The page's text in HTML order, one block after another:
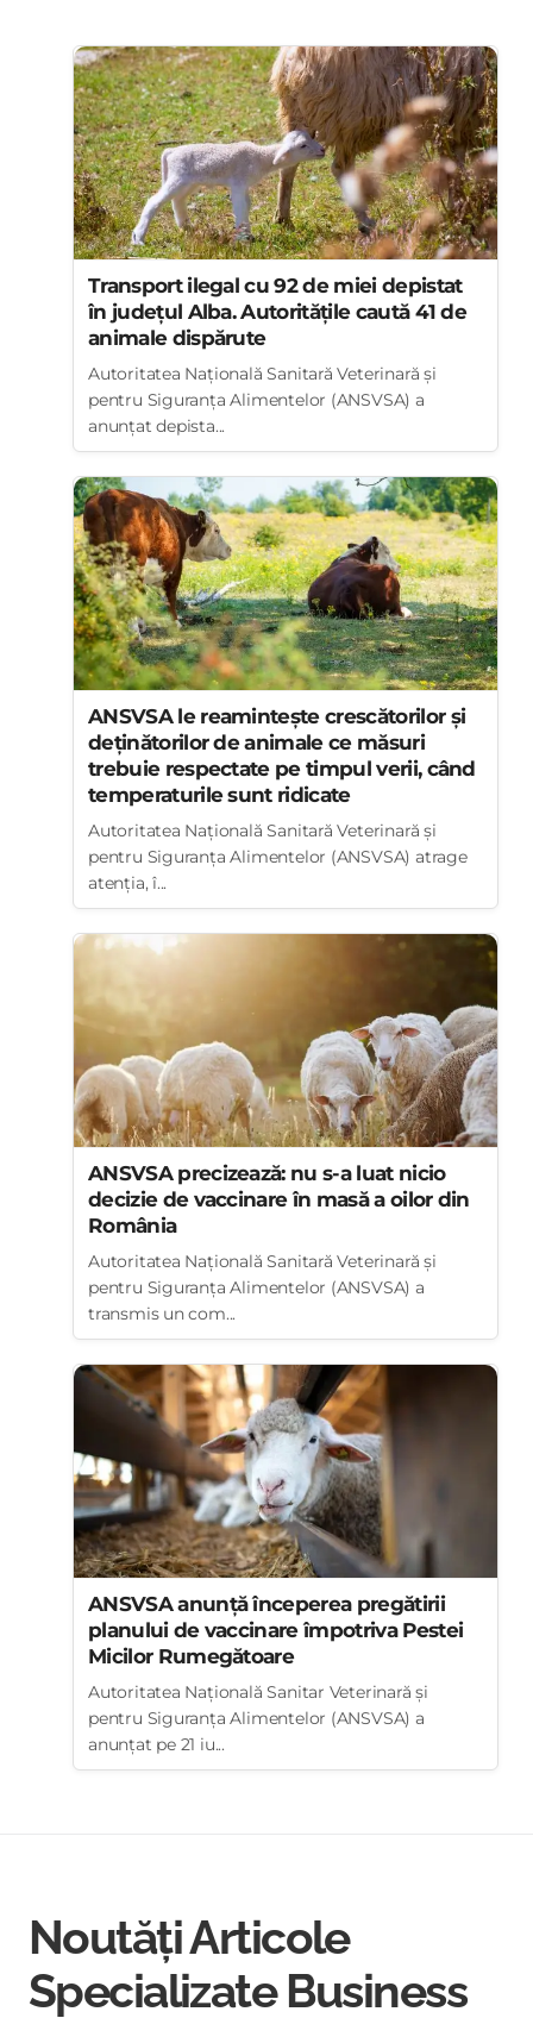
Transport ilegal cu 92 de miei depistat
în județul Alba. Autoritățile caută 41 de
animale dispărute
Autoritatea Națională Sanitară Veterinară și
pentru Siguranța Alimentelor (ANSVSA) a
anunțat depista...
ANSVSA le reamintește crescătorilor și
deținătorilor de animale ce măsuri
trebuie respectate pe timpul verii, când
temperaturile sunt ridicate
Autoritatea Națională Sanitară Veterinară și
pentru Siguranța Alimentelor (ANSVSA) atrage
atenția, î...
ANSVSA precizează: nu s-a luat nicio
decizie de vaccinare în masă a oilor din
România
Autoritatea Națională Sanitară Veterinară și
pentru Siguranța Alimentelor (ANSVSA) a
transmis un com...
ANSVSA anunță începerea pregătirii
planului de vaccinare împotriva Pestei
Micilor Rumegătoare
Autoritatea Națională Sanitar Veterinară și
pentru Siguranța Alimentelor (ANSVSA) a
anunțat pe 21 iu...
Noutăți Articole
Specializate Business